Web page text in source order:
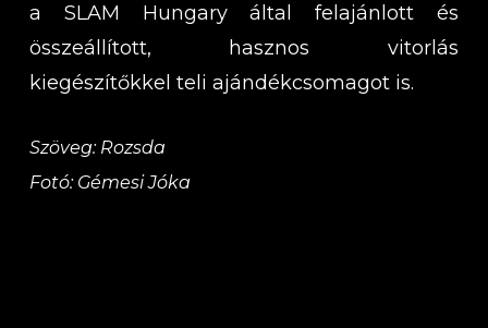
a SLAM Hungary által felajánlott és
összeállított, hasznos vitorlás
kiegészítőkkel teli ajándékcsomagot is.
Szöveg: Rozsda
Fotó: Gémesi Jóka